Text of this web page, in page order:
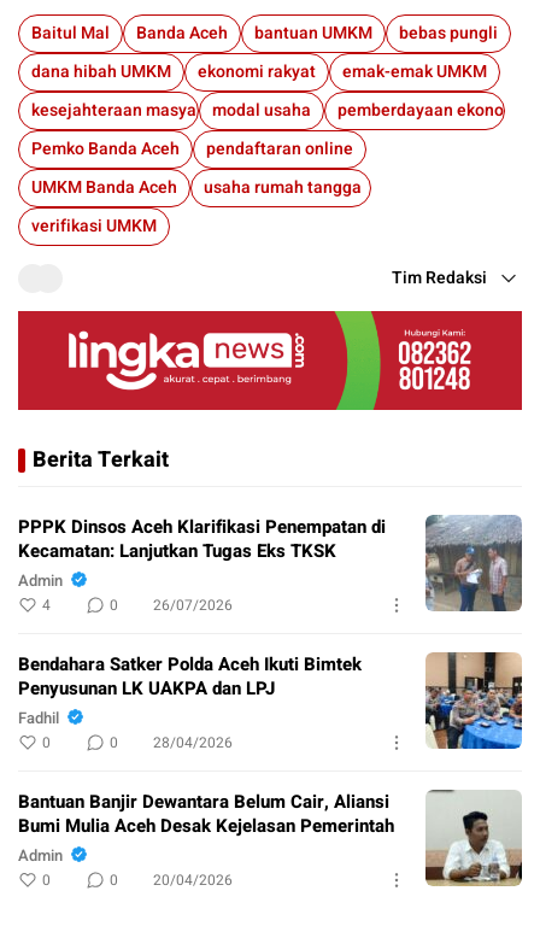
Baitul Mal Banda Aceh bantuan UMKM
bebas pungli
dana hibah UMKM
ekonomi rakyat
emak-emak UMKM
kesejahteraan masyarakatmodal usaha
pemberdayaan ekonomi
Pemko Banda Aceh
pendaftaran online
UMKM Banda Aceh
usaha rumah tangga
verifikasi UMKM
Tim Redaksi
Berita Terkait
PPPK Dinsos Aceh Klarifikasi Penempatan di
Kecamatan: Lanjutkan Tugas Eks TKSK
Admin
4 0 26/07/2026
Bendahara Satker Polda Aceh Ikuti Bimtek
Penyusunan LK UAKPA dan LPJ
Fadhil
0 0 28/04/2026
Bantuan Banjir Dewantara Belum Cair, Aliansi
Bumi Mulia Aceh Desak Kejelasan Pemerintah
Admin
0 0 20/04/2026